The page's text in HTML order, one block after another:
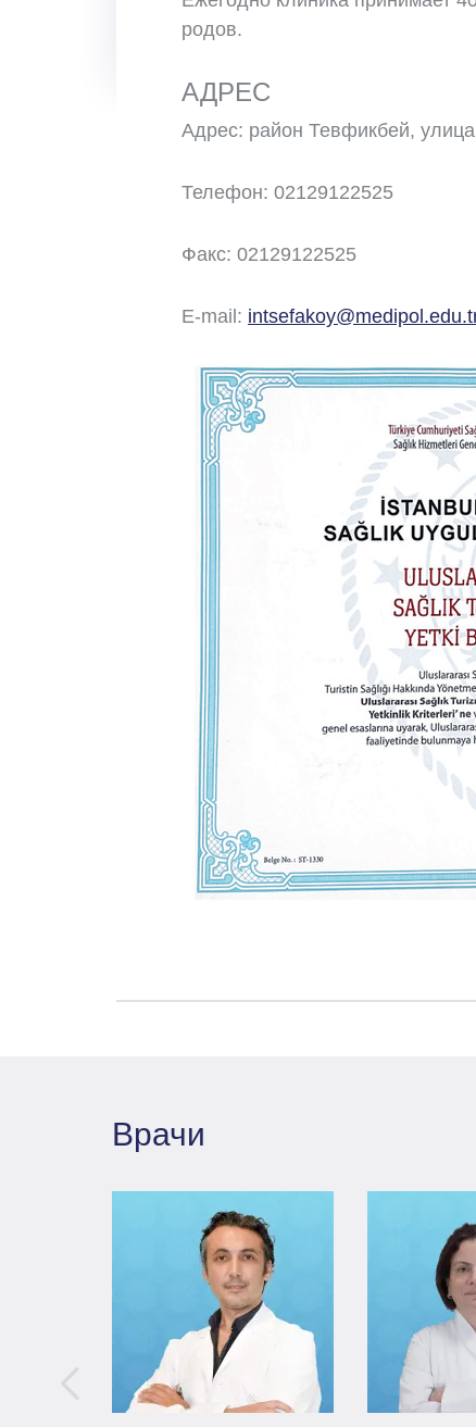
родов.
АДРЕС
Адрес: район Тевфикбей,
Телефон: 02129122525
Факс: 02129122525
E-mail:
Врачи